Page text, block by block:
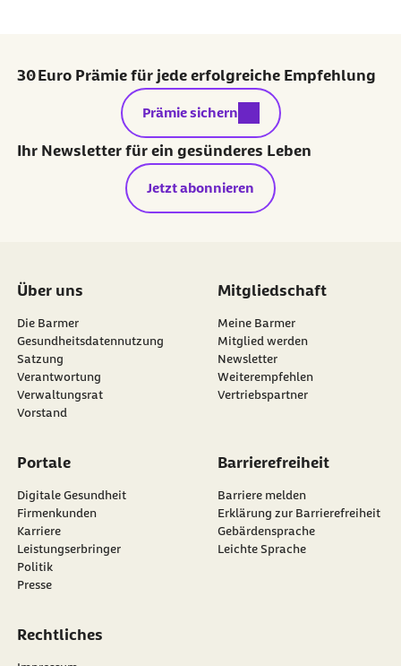
30 Euro Prämie für jede erfolgreiche Empfehlung
externer Link:
Prämie sichern
Ihr Newsletter für ein gesünderes Leben
Jetzt abonnieren
Über uns
Die Barmer
Gesundheitsdatennutzung
Satzung
Verantwortung
Verwaltungsrat
Vorstand
Mitgliedschaft
Meine Barmer
Mitglied werden
Newsletter
externer Link:
Weiterempfehlen
Vertriebspartner
Portale
Digitale Gesundheit
Firmenkunden
Karriere
Leistungserbringer
Politik
Presse
Barrierefreiheit
Barriere melden
Erklärung zur Barrierefreiheit
Gebärdensprache
Leichte Sprache
Rechtliches